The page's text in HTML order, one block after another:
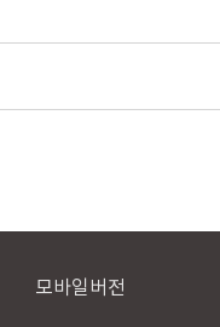
모바일버전